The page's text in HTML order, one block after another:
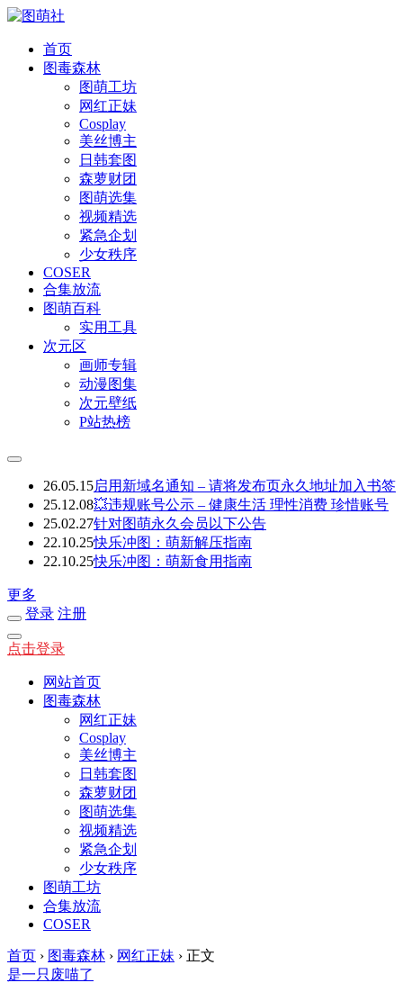
首页
图毒森林
图萌工坊
网红正妹
Cosplay
美丝博主
日韩套图
森萝财团
图萌选集
视频精选
紧急企划
少女秩序
COSER
合集放流
图萌百科
实用工具
次元区
画师专辑
动漫图集
次元壁纸
P站热榜
26.05.15启用新域名通知 – 请将发布页永久地址加入书签
25.12.08💥违规账号公示 – 健康生活 理性消费 珍惜账号
25.02.27针对图萌永久会员以下公告
22.10.25快乐冲图：萌新解压指南
22.10.25快乐冲图：萌新食用指南
更多
登录 注册
点击登录
网站首页
图毒森林
网红正妹
Cosplay
美丝博主
日韩套图
森萝财团
图萌选集
视频精选
紧急企划
少女秩序
图萌工坊
合集放流
COSER
首页 › 图毒森林 › 网红正妹 › 正文
是一只废喵了